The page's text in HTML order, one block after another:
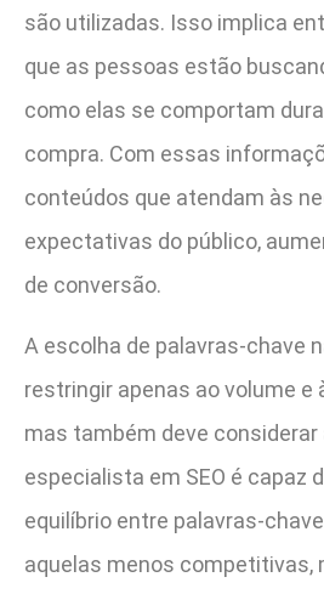
são utilizadas. Isso implica
que as pessoas estão
como elas se comportam
compra. Com essas
conteúdos que atendam às
expectativas do público,
de conversão.
A escolha de palavras-chave
restringir apenas ao volume e
mas também deve considerar
especialista em SEO é capaz
equilíbrio entre palavras-
aquelas menos competitivas,